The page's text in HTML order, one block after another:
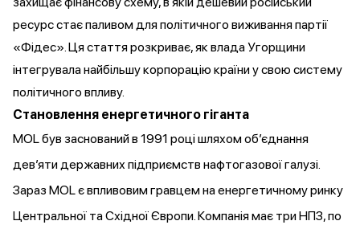
ресурс стає паливом для політичного виживання партії
«Фідес». Ця стаття розкриває, як влада Угорщини
інтегрувала найбільшу корпорацію країни у свою систему
політичного впливу.
Становлення енергетичного гіганта
MOL був заснований в 1991 році шляхом об’єднання
дев’яти державних підприємств нафтогазової галузі.
Зараз MOL є впливовим гравцем на енергетичному ринку
Центральної та Східної Європи. Компанія має три НПЗ, по